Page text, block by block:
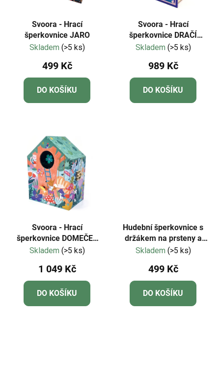
Svoora - Hrací
šperkovnice JARO
Skladem (>5 ks)
499 Kč
DO KOŠÍKU
Svoora - Hrací
šperkovnice DRAČÍ
DÍVKA
Skladem (>5 ks)
989 Kč
DO KOŠÍKU
Svoora - Hrací
šperkovnice DOMEČEK
NA STROMĚ
Skladem (>5 ks)
1 049 Kč
DO KOŠÍKU
Hudební šperkovnice s
držákem na prsteny a
širokým zrcadlem Léto
Skladem (>5 ks)
499 Kč
DO KOŠÍKU